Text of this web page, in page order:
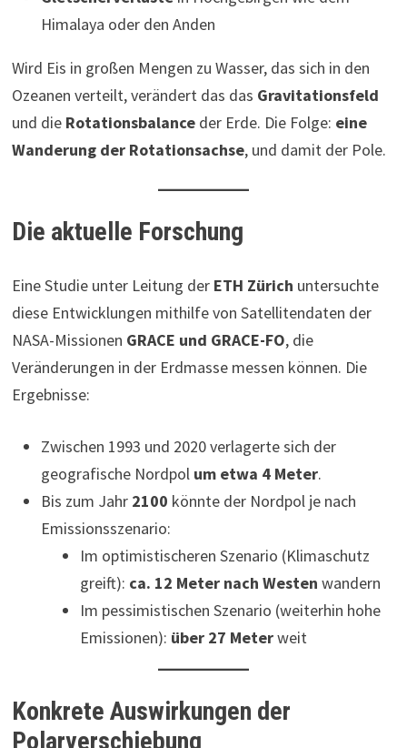
Himalaya oder den Anden
Wird Eis in großen Mengen zu Wasser, das sich in den
Ozeanen verteilt, verändert das das Gravitationsfeld
und die Rotationsbalance der Erde. Die Folge: eine
Wanderung der Rotationsachse, und damit der Pole.
Die aktuelle Forschung
Eine Studie unter Leitung der ETH Zürich untersuchte
diese Entwicklungen mithilfe von Satellitendaten der
NASA-Missionen GRACE und GRACE-FO, die
Veränderungen in der Erdmasse messen können. Die
Ergebnisse:
Zwischen 1993 und 2020 verlagerte sich der
geografische Nordpol um etwa 4 Meter.
Bis zum Jahr 2100 könnte der Nordpol je nach
Emissionsszenario:
Im optimistischeren Szenario (Klimaschutz
greift): ca. 12 Meter nach Westen wandern
Im pessimistischen Szenario (weiterhin hohe
Emissionen): über 27 Meterweit
Konkrete Auswirkungen der
Polarverschiebung